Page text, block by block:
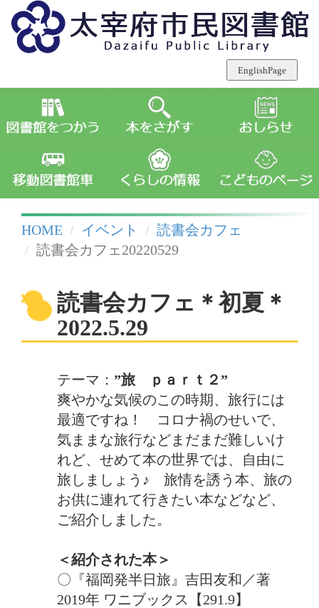
HOME イベント
読書会カフェ
読書会カフェ20220529
読書会カフェ＊初夏＊
2022.5.29
テーマ： ”旅 ｐａｒｔ２”
爽やかな気候のこの時期、旅行には
最適ですね！ コロナ禍のせいで、
気ままな旅行などまだまだ難しいけ
れど、せめて本の世界では、自由に
旅しましょう♪ 旅情を誘う本、旅の
お供に連れて行きたい本などなど、
ご紹介しました。
＜紹介された本＞
〇『福岡発半日旅』吉田友和／著
2019年 ワニブックス【291.9】